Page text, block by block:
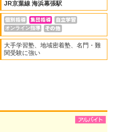
JR京葉線 海浜幕張駅
オンライン指導
大手学習塾、地域密着塾、名門・難
関受験に強い